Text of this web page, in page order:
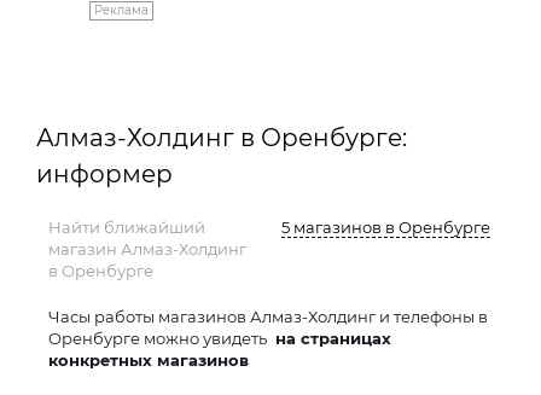
Реклама
Алмаз-Холдинг в Оренбурге:
информер
Найти ближайший
магазин Алмаз-Холдинг
в Оренбурге
5 магазинов в Оренбурге
Часы работы магазинов Алмаз-Холдинг и телефоны в
Оренбурге можно увидеть на страницах
конкретных магазинов